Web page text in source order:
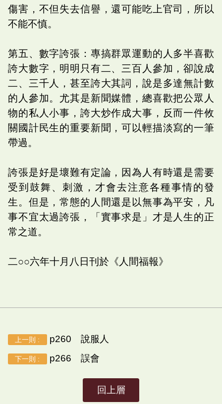
傷害，不但失去信譽，還可能吃上官司，所以
不能不慎。
第五、數字誇張：專搞群眾運動的人多半喜歡
誇大數字，明明只有二、三百人參加，卻說成
二、三千人，甚至誇大其詞，說是多達無計數
的人參加。尤其是新聞媒體，總喜歡把公眾人
物的私人小事，誇大炒作成大事，反而一件攸
關國計民生的重要新聞，可以輕描淡寫的一筆
帶過。
誇張是好是壞難有定論，因為人有時還是需要
受到鼓舞、刺激，才會去注意各種事情的發
生。但是，常態的人間還是以無事為平安，凡
事不宜太過誇張，「實事求是」才是人生的正
常之道。
二○○六年十月八日刊於《人間福報》
上一則 : p260 說服人
下一則 : p266 誤會
回上層